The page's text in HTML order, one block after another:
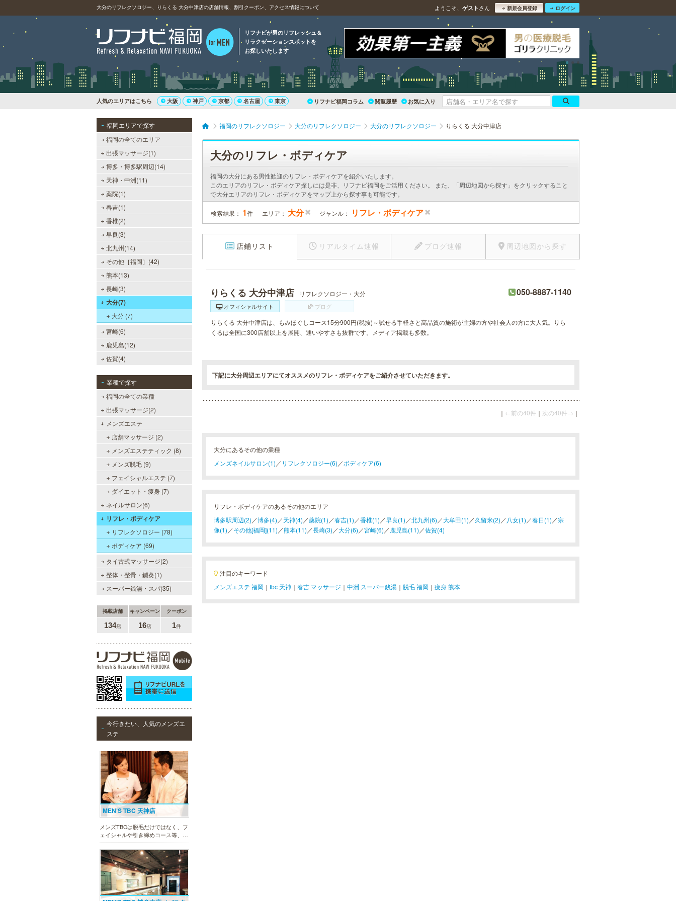
大分のリフレクソロジー、りらくる 大分中津店の店舗情報、割引クーポン、アクセス情報について ようこそ、 ゲスト さん 新規会員登録 ログイン
リフナビが男のリフレッシュ＆
リラクゼーションスポットを
お探しいたします
人気のエリアはこちら 大阪 神戸 京都 名古屋 東京 リフナビ福岡コラム 閲覧履歴 お気に入り
福岡エリアで探す
福岡の全てのエリア
出張マッサージ(1)
博多・博多駅周辺(14)
天神・中洲(11)
薬院(1)
春吉(1)
香椎(2)
早良(3)
北九州(14)
その他［福岡］(42)
熊本(13)
長崎(3)
大分(7)
大分 (7)
宮崎(6)
鹿児島(12)
佐賀(4)
業種で探す
福岡の全ての業種
出張マッサージ(2)
メンズエステ
店舗マッサージ (2)
メンズエステティック (8)
メンズ脱毛 (9)
フェイシャルエステ (7)
ダイエット・痩身 (7)
ネイルサロン(6)
リフレ・ボディケア
リフレクソロジー (78)
ボディケア (69)
タイ古式マッサージ(2)
整体・整骨・鍼灸(1)
スーパー銭湯・スパ(35)
掲載店舗 キャンペーン クーポン
134店 16店 1件
今行きたい、人気のメンズエ
ステ
MEN’S TBC 博多本店（バスタ
ーミナル）
クした豊富なメニューをご提案。カ
ェイスケア等、お客様のニーズにマ
ッチした施術で日常に寄り添いま
す。まずはお得な体験コースをチェ
ック。
ラ・パルレ 天神店
ラ・パルレは独自の研究と実績をベ
ースに誕生。ダイエットや脱毛だけ
ではなく、フェイシャルやヒーリン
グエステ等外側からも内側からも美
しくなるメニューを豊富に取り揃え
見です。
メンズリゼクリニック 福岡天
神院
メンズリゼクリニックの永久脱毛が
者様にご支持頂き、新宿1院から始
まったメンズリゼクリニックが、現
在では提携院含め全国10院を展開す
るクリニックになりました。
万葉の湯 博多
便利なのにくつろげる上質な温泉が
博多に誕生しました。九州の東西を
賀・武雄から毎日運び込む最上質の
温泉を、高級旅館のような空間で、
手軽にお楽しみいただけます。
MEN’S TBC 天神店
メンズTBCは脱毛だけではなく、フ
ェイシャルや引き締めコース等、豊
富なメニューを取り揃え、男性の健
康的な美を全力でサポート。初めて
の方にも安心の、お得な体験コース
も多数ご用意しております。
福岡のリフレクソロジー 大分のリフレクソロジー 大分のリフレクソロジー りらくる 大分中津店
大分のリフレ・ボディケア
福岡の大分にある男性歓迎のリフレ・ボディケアを紹介いたします。
このエリアのリフレ・ボディケア探しには是非、リフナビ福岡をご活用ください。 また、「周辺地図から探す」をクリックすること
で大分エリアのリフレ・ボディケアをマップ上から探す事も可能です。
検索結果： 1件 エリア： 大分 ジャンル： リフレ・ボディケア
店鋪リスト リアルタイム速報 ブログ速報 周辺地図から探す
りらくる 大分中津店 リフレクソロジー・大分 050-8887-1140
オフィシャルサイト ブログ
りらくる 大分中津店は、もみほぐしコース15分900円(税抜)～試せる手軽さと高品質の施術が主婦の方や社会人の方に大人気。りら
くるは全国に300店舗以上を展開、通いやすさも抜群です。メディア掲載も多数。
下記に大分周辺エリアにてオススメのリフレ・ボディケアをご紹介させていただきます。
｜ ←前の40件 ｜ 次の40件→ ｜
大分にあるその他の業種
メンズネイルサロン(1) ／ リフレクソロジー(6) ／ボディケア(6)
リフレ・ボディケアのあるその他のエリア
博多駅周辺(2) ／博多(4) ／天神(4) ／薬院(1) ／春吉(1) ／香椎(1) ／早良(1) ／北九州(6) ／大牟田(1) ／久留米(2) ／ 八女(1) ／春日(1) ／宗
像(1) ／その他[福岡](11) ／熊本(11) ／長崎(3) ／大分(6) ／宮崎(6) ／ 鹿児島(11) ／佐賀(4)
注目のキーワード
メンズエステ 福岡 ｜ tbc 天神 ｜ 春吉 マッサージ ｜ 中洲 スーパー銭湯 ｜ 脱毛 福岡 ｜ 痩身 熊本